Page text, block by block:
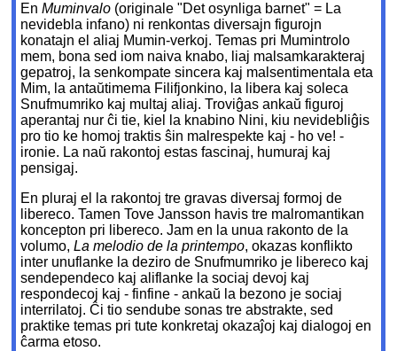
EnMuminvalo (originale "Det osynliga barnet" = La
nevidebla infano) ni renkontas diversajn figurojn
konatajn el aliaj Mumin-verkoj. Temas pri Mumintrolo
mem, bona sed iom naiva knabo, liaj malsamkarakteraj
gepatroj, la senkompate sincera kaj malsentimentala eta
Mim, la antaŭtimema Filifjonkino, la libera kaj soleca
Snufmumriko kaj multaj aliaj. Troviĝas ankaŭ figuroj
aperantaj nur ĉi tie, kiel la knabino Nini, kiu nevidebliĝis
pro tio ke homoj traktis ŝin malrespekte kaj - ho ve! -
ironie. La naŭ rakontoj estas fascinaj, humuraj kaj
pensigaj.
En pluraj el la rakontoj tre gravas diversaj formoj de
libereco. Tamen Tove Jansson havis tre malromantikan
koncepton pri libereco. Jam en la unua rakonto de la
volumo,La melodio de la printempo, okazas konflikto
inter unuflanke la deziro de Snufmumriko je libereco kaj
sendependeco kaj aliflanke la sociaj devoj kaj
respondecoj kaj - finfine - ankaŭ la bezono je sociaj
interrilatoj. Ĉi tio sendube sonas tre abstrakte, sed
praktike temas pri tute konkretaj okazaĵoj kaj dialogoj en
ĉarma etoso.